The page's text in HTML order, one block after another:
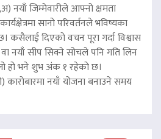
नयाँ जिम्मेवारीले आफ्नो क्षमता
सानो परिवर्तनले भविष्यका
कसैलाई दिएको वचन पूरा गर्दा विश्वास
नयाँ सीप सिक्ने सोचले पनि गति लिन
भने शुभ अंक १ रहेको छ।
नयाँ योजना बनाउने समय